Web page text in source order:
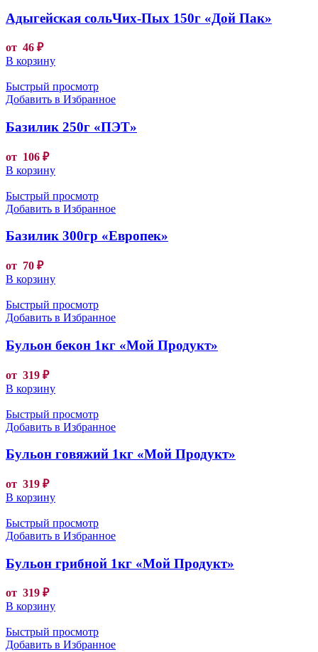
Адыгейская сольЧих-Пых 150г «Дой Пак»
от 46 ₽
В корзину
Быстрый просмотр
Добавить в Избранное
Базилик 250г «ПЭТ»
от 106 ₽
В корзину
Быстрый просмотр
Добавить в Избранное
Базилик 300гр «Европек»
от 70 ₽
В корзину
Быстрый просмотр
Добавить в Избранное
Бульон бекон 1кг «Мой Продукт»
от 319 ₽
В корзину
Быстрый просмотр
Добавить в Избранное
Бульон говяжий 1кг «Мой Продукт»
от 319 ₽
В корзину
Быстрый просмотр
Добавить в Избранное
Бульон грибной 1кг «Мой Продукт»
от 319 ₽
В корзину
Быстрый просмотр
Добавить в Избранное